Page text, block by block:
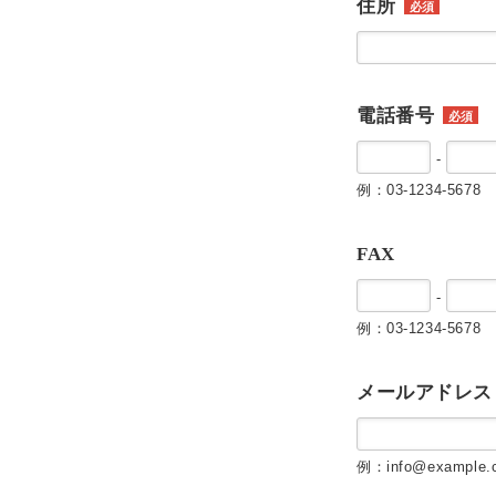
住所 必須
電話番号 必須
-
例：03-1234-5678
FAX
-
例：03-1234-5678
メールアドレス
例：